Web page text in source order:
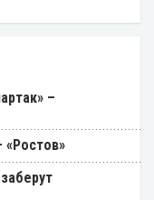
–
«Ростов»